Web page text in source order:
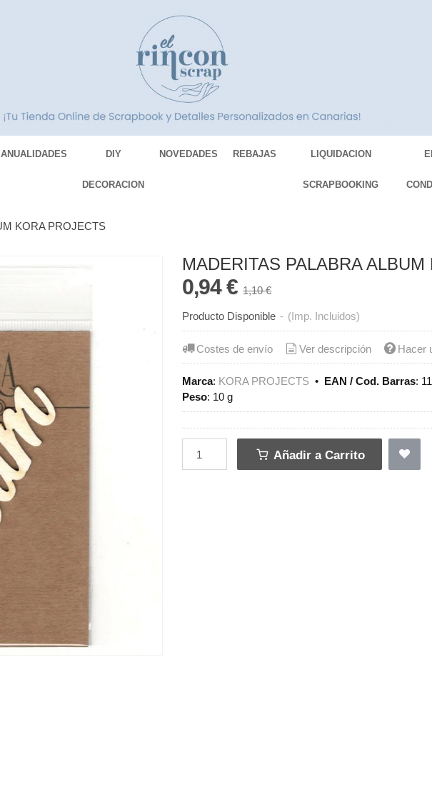
DIY
DECORACION
NOVEDADES REBAJAS LIQUIDACION
SCRAPBOOKING
KORA PROJECTS
MADERITAS PALABRA
0,94 €1,10 €
Producto Disponible - (Imp. Incluidos)
Costes de envío Ver descripción Hacer
Marca: KORA PROJECTS • EAN / Cod. Barras:
Peso: 10 g
Añadir a Carrito